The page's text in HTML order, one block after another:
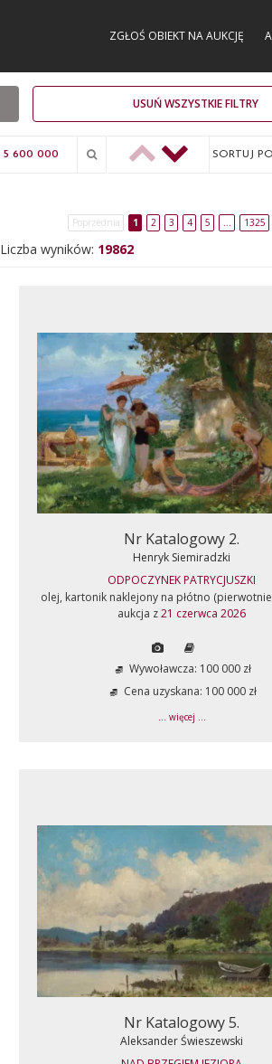
ZGŁOŚ OBIEKT NA AUKCJĘ
USUŃ WSZYSTKIE FILTRY
SORTUJ
Poprzednia 1 2 3 4 5 … 1325
Liczba wyników: 19862
Nr Katalogowy 2.
Henryk Siemiradzki
ODPOCZYNEK PATRYCJUSZKI
olej, kartonik naklejony na płótno
aukcja z21 czerwca 2026
Wywoławcza: 100 000 zł
Cena uzyskana: 100 000 zł
... więcej ...
Nr Katalogowy 5.
Aleksander Świeszewski